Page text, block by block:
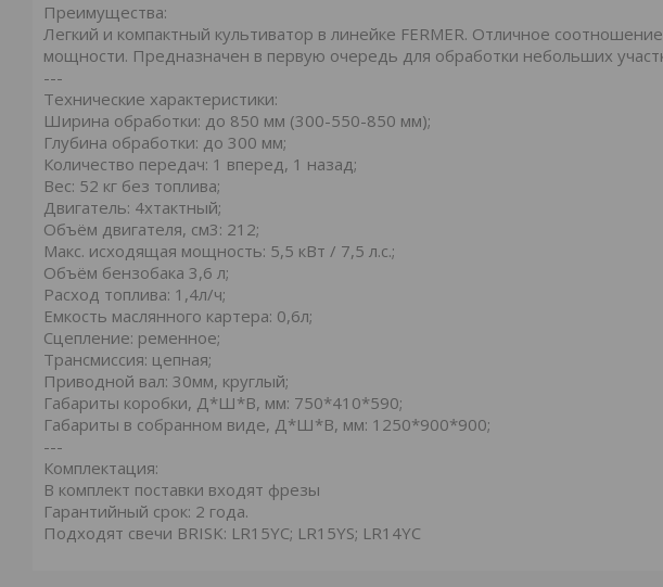
Преимущества:
Легкий и компактный культиватор в линейке FERMER. Отличное
мощности. Предназначен в первую очередь для обработки небольших
---
Технические характеристики:
Ширина обработки: до 850 мм (300-550-850 мм);
Глубина обработки: до 300 мм;
Количество передач: 1 вперед, 1 назад;
Вес: 52 кг без топлива;
Двигатель: 4хтактный;
Объём двигателя, см3: 212;
Макс. исходящая мощность: 5,5 кВт / 7,5 л.с.;
Объём бензобака 3,6 л;
Расход топлива: 1,4л/ч;
Емкость маслянного картера: 0,6л;
Сцепление: ременное;
Трансмиссия: цепная;
Приводной вал: 30мм, круглый;
Габариты коробки, Д*Ш*В, мм: 750*410*590;
Габариты в собранном виде, Д*Ш*В, мм: 1250*900*900;
---
Комплектация:
В комплект поставки входят фрезы
Гарантийный срок: 2 года.
Подходят свечи BRISK: LR15YC; LR15YS; LR14YC